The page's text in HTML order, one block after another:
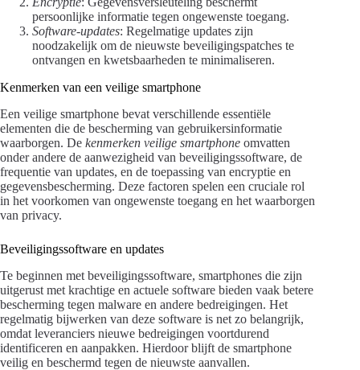
persoonlijke informatie tegen ongewenste toegang.
Software-updates: Regelmatige updates zijn
noodzakelijk om de nieuwste beveiligingspatches te
ontvangen en kwetsbaarheden te minimaliseren.
Kenmerken van een veilige smartphone
Een veilige smartphone bevat verschillende essentiële
elementen die de bescherming van gebruikersinformatie
waarborgen. De kenmerken veilige smartphone omvatten
onder andere de aanwezigheid van beveiligingssoftware, de
frequentie van updates, en de toepassing van encryptie en
gegevensbescherming. Deze factoren spelen een cruciale rol
in het voorkomen van ongewenste toegang en het waarborgen
van privacy.
Beveiligingssoftware en updates
Te beginnen met beveiligingssoftware, smartphones die zijn
uitgerust met krachtige en actuele software bieden vaak betere
bescherming tegen malware en andere bedreigingen. Het
regelmatig bijwerken van deze software is net zo belangrijk,
omdat leveranciers nieuwe bedreigingen voortdurend
identificeren en aanpakken. Hierdoor blijft de smartphone
veilig en beschermd tegen de nieuwste aanvallen.